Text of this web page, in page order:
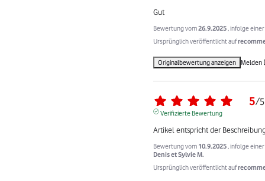
Gut
Bewertung vom26.9.2025 , infolge
Ursprünglich veröffentlicht auf
Originalbewertung anzeigen Melden
5/5
Verifizierte Bewertung
Artikel entspricht der
Bewertung vom 10.9.2025 , infolge
Denis et Sylvie M.
Ursprünglich veröffentlicht auf